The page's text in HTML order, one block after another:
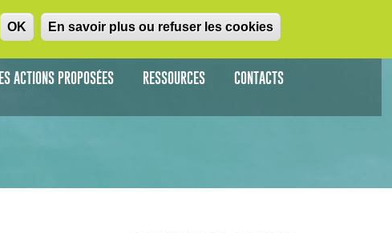
OK En savoir plus ou refuser les cookies
LES ACTIONS PROPOSÉES RESSOURCES CONTACTS